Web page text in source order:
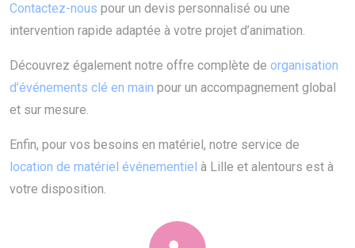
Contactez-nous pour un devis personnalisé ou une
intervention rapide adaptée à votre projet d’animation.
Découvrez également notre offre complète de organisation
d’événements clé en main pour un accompagnement global
et sur mesure.
Enfin, pour vos besoins en matériel, notre service de
location de matériel événementiel à Lille et alentours est à
votre disposition.